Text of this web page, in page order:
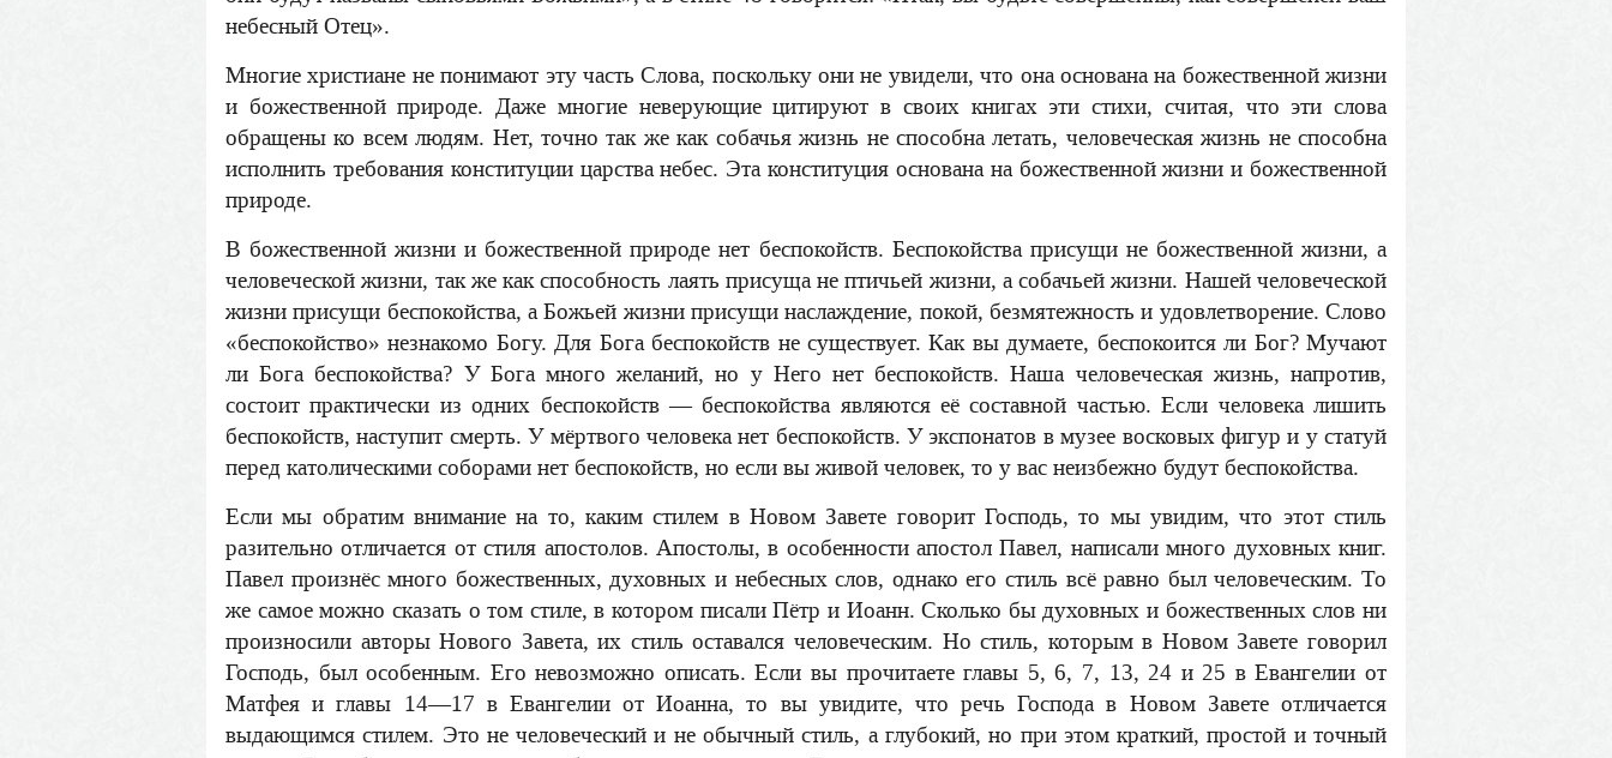
небесный Отец».
Многие христиане не понимают эту часть Слова, поскольку они не увидели, что она основана на божественной жизни
и божественной природе. Даже многие неверующие цитируют в своих книгах эти стихи, считая, что эти слова
обращены ко всем людям. Нет, точно так же как собачья жизнь не способна летать, человеческая жизнь не способна
исполнить требования конституции царства небес. Эта конституция основана на божественной жизни и божественной
природе.
В божественной жизни и божественной природе нет беспокойств. Беспокойства присущи не божественной жизни, а
человеческой жизни, так же как способность лаять присуща не птичьей жизни, а собачьей жизни. Нашей человеческой
жизни присущи беспокойства, а Божьей жизни присущи наслаждение, покой, безмятежность и удовлетворение. Слово
«беспокойство» незнакомо Богу. Для Бога беспокойств не существует. Как вы думаете, беспокоится ли Бог? Мучают
ли Бога беспокойства? У Бога много желаний, но у Него нет беспокойств. Наша человеческая жизнь, напротив,
состоит практически из одних беспокойств — беспокойства являются её составной частью. Если человека лишить
беспокойств, наступит смерть. У мёртвого человека нет беспокойств. У экспонатов в музее восковых фигур и у статуй
перед католическими соборами нет беспокойств, но если вы живой человек, то у вас неизбежно будут беспокойства.
Если мы обратим внимание на то, каким стилем в Новом Завете говорит Господь, то мы увидим, что этот стиль
разительно отличается от стиля апостолов. Апостолы, в особенности апостол Павел, написали много духовных книг.
Павел произнёс много божественных, духовных и небесных слов, однако его стиль всё равно был человеческим. То
же самое можно сказать о том стиле, в котором писали Пётр и Иоанн. Сколько бы духовных и божественных слов ни
произносили авторы Нового Завета, их стиль оставался человеческим. Но стиль, которым в Новом Завете говорил
Господь, был особенным. Его невозможно описать. Если вы прочитаете главы 5, 6, 7, 13, 24 и 25 в Евангелии от
Матфея и главы 14—17 в Евангелии от Иоанна, то вы увидите, что речь Господа в Новом Завете отличается
выдающимся стилем. Это не человеческий и не обычный стиль, а глубокий, но при этом краткий, простой и точный